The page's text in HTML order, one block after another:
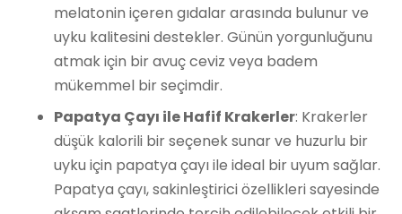
melatonin içeren gıdalar arasında bulunur ve
uyku kalitesini destekler. Günün yorgunluğunu
atmak için bir avuç ceviz veya badem
mükemmel bir seçimdir.
Papatya Çayı ile Hafif Krakerler: Krakerler
düşük kalorili bir seçenek sunar ve huzurlu bir
uyku için papatya çayı ile ideal bir uyum sağlar.
Papatya çayı, sakinleştirici özellikleri sayesinde